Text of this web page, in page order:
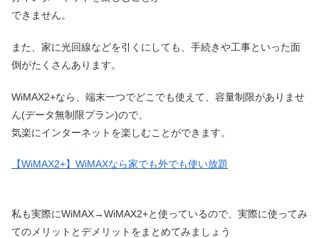
できません。
また、家に光回線などを引くにしても、手続きや工事といった面
倒がたくさんあります。
WiMAX2+なら、端末一つでどこでも使えて、容量制限がありませ
ん(データ無制限プラン)ので、
気楽にインターネットを楽しむことができます。
【WiMAX2+】WiMAXなら家でも外でも使い放題
私も実際にWiMAX→WiMAX2+と使っているので、実際に使ってみ
てのメリットとデメリットをまとめてみましょう